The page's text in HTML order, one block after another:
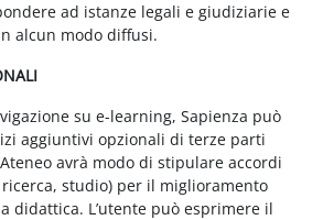
ad istanze legali e giudiziarie e
alcun modo diffusi.
su e-learning, Sapienza può
aggiuntivi opzionali di terze parti
avrà modo di stipulare accordi
studio) per il miglioramento
didattica. L’utente può esprimere il